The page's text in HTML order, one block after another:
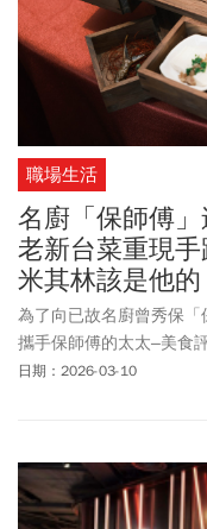
北「巴黎廳1930X高山
職場生活
名廚「保師傅
老新台菜重現
米其林該是他的
為了向已故名廚曾秀保「
攜手保師傅的太太–美食
一場「曾秀保大師 一味
瑤在社群上特別感謝姚
傳為佳話。
日期：2026-03-10